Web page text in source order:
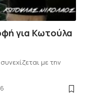
για Κωτούλα
με την